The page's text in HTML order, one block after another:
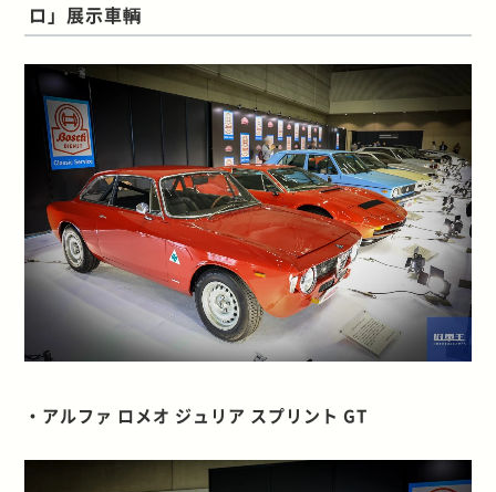
ロ」展示車輌
・アルファ ロメオ ジュリア スプリント GT